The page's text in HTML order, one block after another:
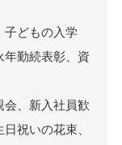
子どもの入学
年勤続表彰、資
会、新入社員歓
祝いの花束、